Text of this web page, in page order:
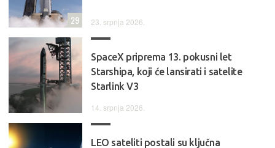
23. srpnja 2026.
29
SpaceX priprema 13. pokusni let
Starshipa, koji će lansirati i satelite
Starlink V3
14. srpnja 2026.
LEO sateliti postali su ključna